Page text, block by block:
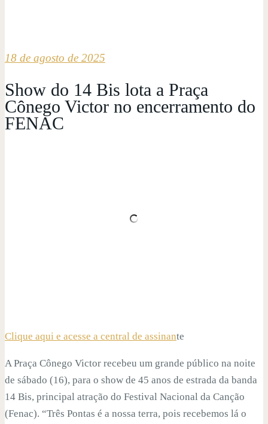
18 de agosto de 2025
Show do 14 Bis lota a Praça
Cônego Victor no encerramento do
FENAC
Clique aqui e acesse a central de assinante
A Praça Cônego Victor recebeu um grande público na noite
de sábado (16), para o show de 45 anos de estrada da banda
14 Bis, principal atração do Festival Nacional da Canção
(Fenac). “Três Pontas é a nossa terra, pois recebemos lá o